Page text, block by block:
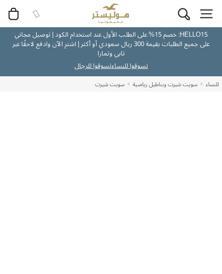
HELLO15: خصم 15% على الطلب الأول عند استخدام الكود | توصيل مجاني
على جميع الطلبات بقيمة 300 ريال سعودي أو أكثر | اشترِ الآن وادفع لاحقًا عبر
تابي وتمارا
تسوقوا للنساءتسوقوا للرجال
للنساء سويت شيرت وبناطيل رياضية سويت شيرت